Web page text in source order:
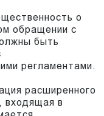
о
обращении с
быть
регламентами.
расширенного
входящая в